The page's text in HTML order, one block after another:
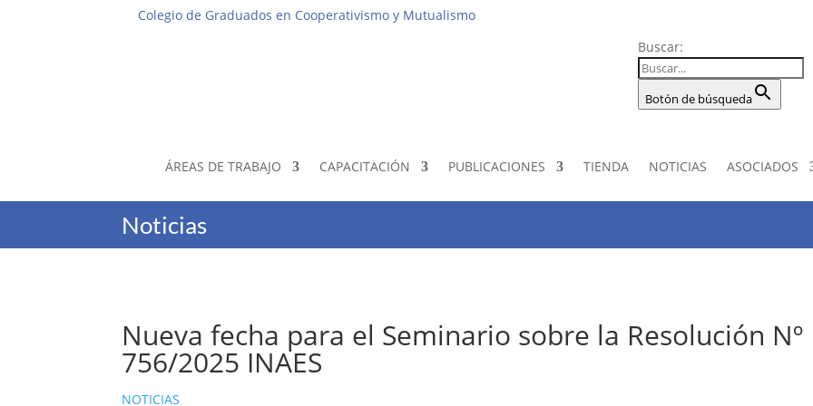
Colegio de Graduados en Cooperativismo y Mutualismo
Buscar:
Botón de búsqueda
ÁREAS DE TRABAJO CAPACITACIÓN PUBLICACIONES TIENDA NOTICIAS ASOCIADOS
Noticias
Nueva fecha para el Seminario sobre la Resolución Nº
756/2025 INAES
NOTICIAS